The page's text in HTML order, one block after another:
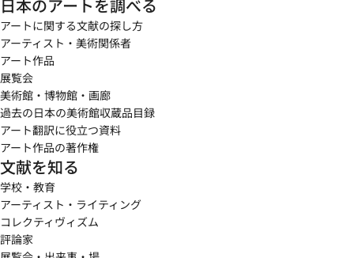
日本のアートを調べる
アートに関する文献の探し方
アーティスト・美術関係者
アート作品
展覧会
美術館・博物館・画廊
過去の日本の美術館収蔵品目録
アート翻訳に役立つ資料
アート作品の著作権
文献を知る
学校・教育
アーティスト・ライティング
コレクティヴィズム
評論家